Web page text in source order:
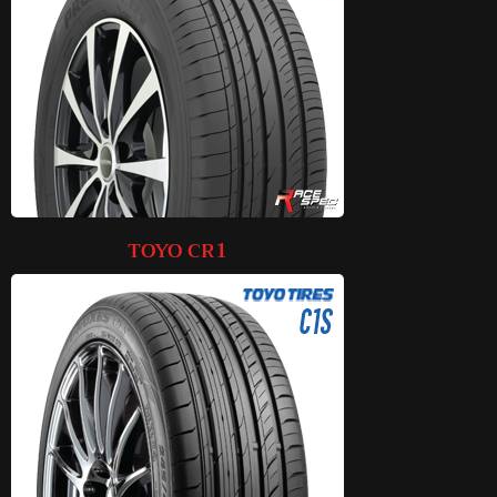
Read More
TOYO CR1